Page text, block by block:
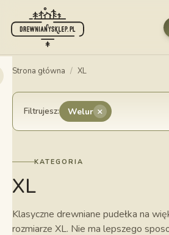
Strona główna / XL
Filtrujesz: Welur ×
KATEGORIA
XL
Klasyczne drewniane pudełka na
rozmiarze XL. Nie ma lepszego